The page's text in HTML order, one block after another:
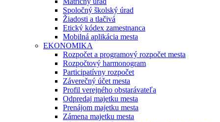
Spoločný školský úrad
Žiadosti a tlačivá
Etický kódex zamestnanca
Mobilná aplikácia mesta
EKONOMIKA
Rozpočet a programový rozpočet mesta
Rozpočtový harmonogram
Participatívny rozpočet
Záverečný účet mesta
Profil verejného obstarávateľa
Odpredaj majetku mesta
Prenájom majetku mesta
Zámena majetku mesta